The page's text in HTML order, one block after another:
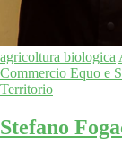
agricoltura biologica
Commercio Equo e
Territorio
Stefano